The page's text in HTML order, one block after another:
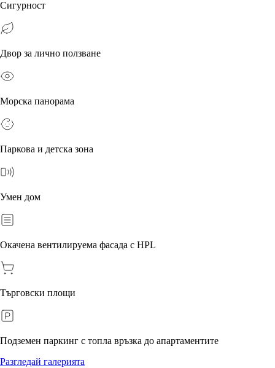
Сигурност
Двор за лично ползване
Морска панорама
Паркова и детска зона
Умен дом
Окачена вентилируема фасада с HPL
Търговски площи
Подземен паркинг с топла връзка до апартаментите
Разгледай галерията